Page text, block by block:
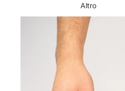
Altro